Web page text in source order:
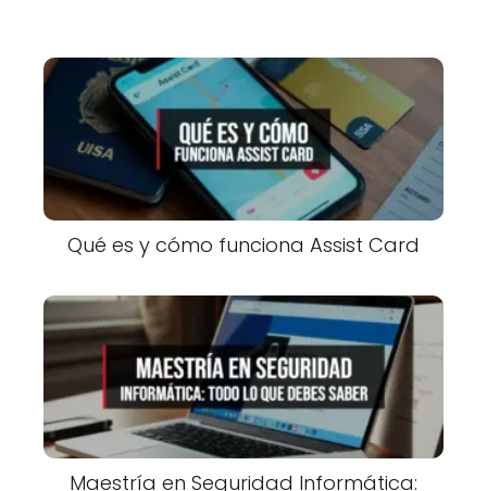
Qué es y cómo funciona Assist Card
Maestría en Seguridad Informática: